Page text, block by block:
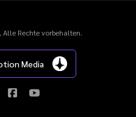
Rechte vorbehalten.
Media